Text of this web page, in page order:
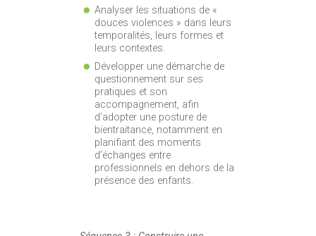
Analyser les situations de «
douces violences » dans leurs
temporalités, leurs formes et
leurs contextes.
Développer une démarche de
questionnement sur ses
pratiques et son
accompagnement, afin
d’adopter une posture de
bientraitance, notamment en
planifiant des moments
d’échanges entre
professionnels en dehors de la
présence des enfants.